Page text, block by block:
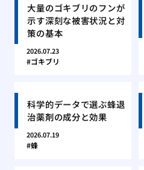
大量のゴキブリのフンが
示す深刻な被害状況と対
策の基本
2026.07.23
ゴキブリ
科学的データで選ぶ蜂退
治薬剤の成分と効果
2026.07.19
蜂